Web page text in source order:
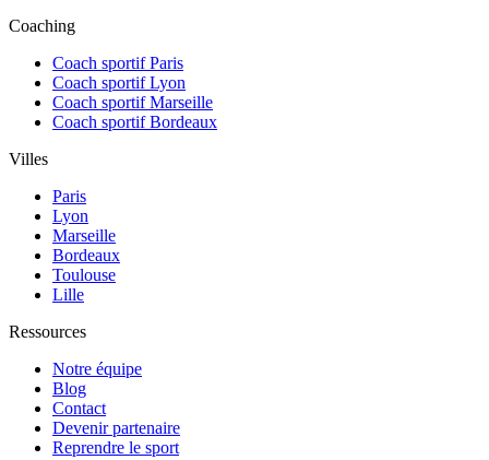
Coaching
Coach sportif Paris
Coach sportif Lyon
Coach sportif Marseille
Coach sportif Bordeaux
Villes
Paris
Lyon
Marseille
Bordeaux
Toulouse
Lille
Ressources
Notre équipe
Blog
Contact
Devenir partenaire
Reprendre le sport